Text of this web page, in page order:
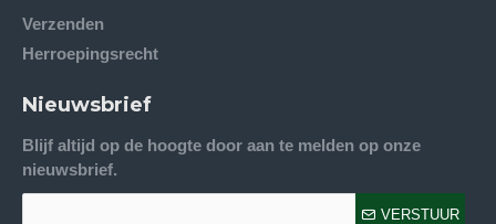
Verzenden
Herroepingsrecht
Nieuwsbrief
Blijf altijd op de hoogte door aan te melden op onze
nieuwsbrief.
VERSTUUR